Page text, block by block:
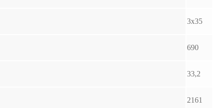
3х35
690
33,2
2161